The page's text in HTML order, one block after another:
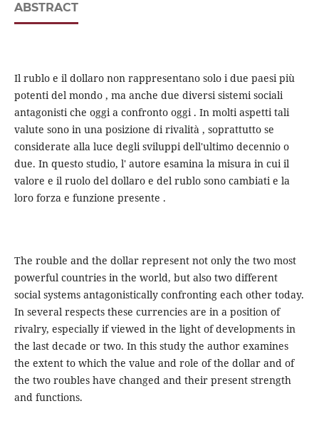
ABSTRACT
Il rublo e il dollaro non rappresentano solo i due paesi più
potenti del mondo , ma anche due diversi sistemi sociali
antagonisti che oggi a confronto oggi . In molti aspetti tali
valute sono in una posizione di rivalità , soprattutto se
considerate alla luce degli sviluppi dell'ultimo decennio o
due. In questo studio, l' autore esamina la misura in cui il
valore e il ruolo del dollaro e del rublo sono cambiati e la
loro forza e funzione presente .
The rouble and the dollar represent not only the two most
powerful countries in the world, but also two different
social systems antagonistically confronting each other today.
In several respects these currencies are in a position of
rivalry, especially if viewed in the light of developments in
the last decade or two. In this study the author examines
the extent to which the value and role of the dollar and of
the two roubles have changed and their present strength
and functions.